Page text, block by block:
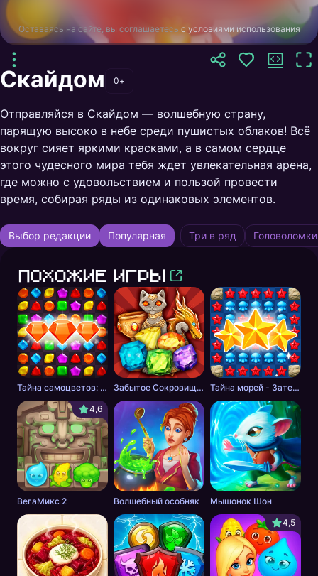
Оставаясь на сайте, вы соглашаетесь с условиями использования
Скайдом 0+
Отправляйся в Скайдом — волшебную страну,
парящую высоко в небе среди пушистых облаков! Всё
вокруг сияет яркими красками, а в самом сердце
этого чудесного мира тебя ждет увлекательная арена,
где можно с удовольствием и пользой провести
время, собирая ряды из одинаковых элементов.
Выбор редакции Популярная Три в ряд Головоломки
Похожие игры
Тайна самоцветов: ключ сокровищ - три в ряд Забытое Сокровище 2 - три в ряд
Тайна морей - Затерянные сокровища: Три в ряд
4,6
ВегаМикс 2 Волшебный особняк Мышонок Шон
4,5